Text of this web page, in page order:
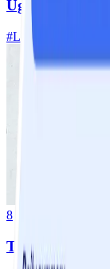
Ugnsrostad
#Lätt
8
Tacos